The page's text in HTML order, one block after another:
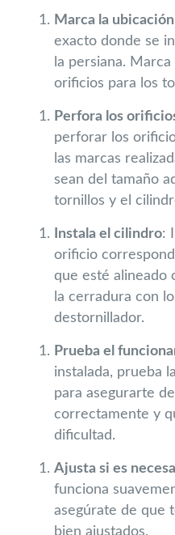
Marca la ubicación
exacto donde se
la persiana.
orificios para los
Perfora los
perforar los
las marcas
sean del tamaño
tornillos y el
Instala el cilindro:
orificio
que esté alineado
la cerradura con
destornillador.
Prueba el
instalada, prueba
para asegurarte
correctamente y
dificultad.
Ajusta si es
funciona
asegúrate de que
bien ajustados.